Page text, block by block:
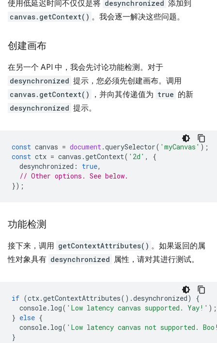
使用低延迟时间不仅仅是将 desynchronized 添加到
canvas.getContext() 。我会逐一解决这些问题。
创建画布
在另一个 API 中，我会先讨论功能检测。对于
desynchronized 提示，您必须先创建画布。调用
canvas.getContext() ，并向其传递值为 true 的新
desynchronized 提示。
const canvas = document.querySelector( 'myCanvas' );
const ctx = canvas .getContext( '2d' ,
{
desynchronized : true,
// Other options. See below.
});
功能检测
接下来，调用 getContextAttributes() 。如果返回的属
性对象具有 desynchronized 属性，请对其进行测试。
if (ctx.getContextAttributes().desynchronized)
{
console. log( 'Low latency canvas supported. Yay!' );
} else {
console. log( 'Low latency canvas not supported.
}